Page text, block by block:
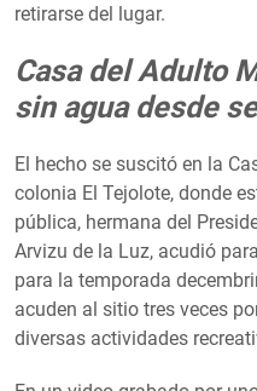
retirarse del lugar.
Casa del Adulto
sin agua desde
El hecho se suscitó en la
colonia El Tejolote, donde
pública, hermana del
Arvizu de la Luz, acudió
para la temporada
acuden al sitio tres veces
diversas actividades